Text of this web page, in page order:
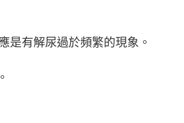
是有解尿過於頻繁的現象。